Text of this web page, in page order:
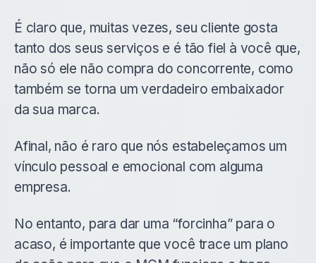
É claro que, muitas vezes, seu cliente gosta
tanto dos seus serviços e é tão fiel à você que,
não só ele não compra do concorrente, como
também se torna um verdadeiro embaixador
da sua marca.
Afinal, não é raro que nós estabeleçamos um
vínculo pessoal e emocional com alguma
empresa.
No entanto, para dar uma “forcinha” para o
acaso, é importante que você trace um plano